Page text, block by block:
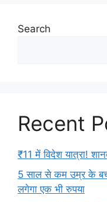
Search
Recent
₹11 में विदेश यात्रा!
5 साल से कम उम्र के
लगेगा एक भी रुपया